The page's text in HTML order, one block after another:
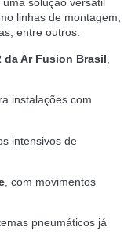
solução versátil
linhas de montagem,
entre outros.
da Ar Fusion Brasil
instalações com
intensivos de
, com movimentos
pneumáticos já